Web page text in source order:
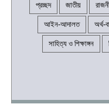
প্রচ্ছদ জাতীয়
আইন-আদালত অর্থ-
সাহিত্য ও শিক্ষাঙ্গন